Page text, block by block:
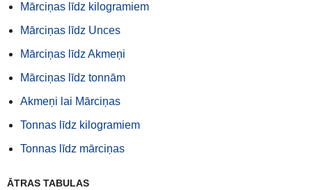
Mārciņas līdz kilogramiem
Mārciņas līdz Unces
Mārciņas līdz Akmeņi
Mārciņas līdz tonnām
Akmeņi lai Mārciņas
Tonnas līdz kilogramiem
Tonnas līdz mārciņas
ĀTRAS TABULAS